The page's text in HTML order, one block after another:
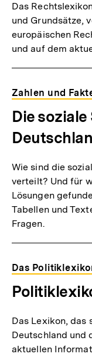
Das
und Grundsätze,
europäischen
und auf dem
Zahlen und
Die
Wie sind die
verteilt? Und für
Lösungen
Tabellen und
Fragen.
Das
Das Lexikon, das
Deutschland und
aktuellen